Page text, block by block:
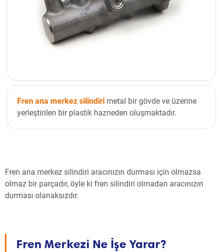
Fren ana merkez silindiri metal bir gövde ve üzerine
yerleştirilen bir plastik hazneden oluşmaktadır.
Fren ana merkez silindiri aracınızın durması için olmazsa
olmaz bir parçadır, öyle ki fren silindiri olmadan aracınızın
durması olanaksızdır.
Fren Merkezi Ne İşe Yarar?